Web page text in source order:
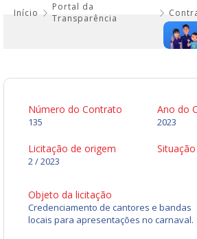
Início
Portal da
Transparência
Número do Contrato
135
Ano do
2023
Licitação de origem
2 / 2023
Objeto da licitação
Credenciamento de cantores e bandas
locais para apresentações no carnaval.